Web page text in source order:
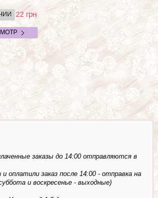
22грн
заказы до 14:00 отправляются в
оплатили заказ после 14:00 - отправка на
и воскресенье - выходные)